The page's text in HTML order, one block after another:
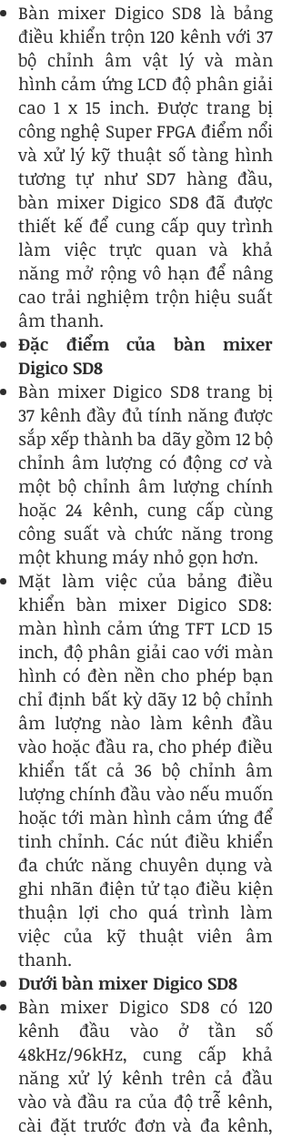
Bàn mixer Digico SD8 là bảng
điều khiển trộn 120 kênh với 37
bộ chỉnh âm vật lý và màn
hình cảm ứng LCD độ phân giải
cao 1 x 15 inch. Được trang bị
công nghệ Super FPGA điểm nổi
và xử lý kỹ thuật số tàng hình
tương tự như SD7 hàng đầu,
bàn mixer Digico SD8 đã được
thiết kế để cung cấp quy trình
làm việc trực quan và khả
năng mở rộng vô hạn để nâng
cao trải nghiệm trộn hiệu suất
âm thanh.
Đặc điểm của bàn mixer
Digico SD8
Bàn mixer Digico SD8 trang bị
37 kênh đầy đủ tính năng được
sắp xếp thành ba dãy gồm 12 bộ
chỉnh âm lượng có động cơ và
một bộ chỉnh âm lượng chính
hoặc 24 kênh, cung cấp cùng
công suất và chức năng trong
một khung máy nhỏ gọn hơn.
Mặt làm việc của bảng điều
khiển bàn mixer Digico SD8:
màn hình cảm ứng TFT LCD 15
inch, độ phân giải cao với màn
hình có đèn nền cho phép bạn
chỉ định bất kỳ dãy 12 bộ chỉnh
âm lượng nào làm kênh đầu
vào hoặc đầu ra, cho phép điều
khiển tất cả 36 bộ chỉnh âm
lượng chính đầu vào nếu muốn
hoặc tới màn hình cảm ứng để
tinh chỉnh. Các nút điều khiển
đa chức năng chuyên dụng và
ghi nhãn điện tử tạo điều kiện
thuận lợi cho quá trình làm
việc của kỹ thuật viên âm
thanh.
Dưới bàn mixer Digico SD8
Bàn mixer Digico SD8 có 120
kênh đầu vào ở tần số
48kHz/96kHz, cung cấp khả
năng xử lý kênh trên cả đầu
vào và đầu ra của độ trễ kênh,
cài đặt trước đơn và đa kênh,